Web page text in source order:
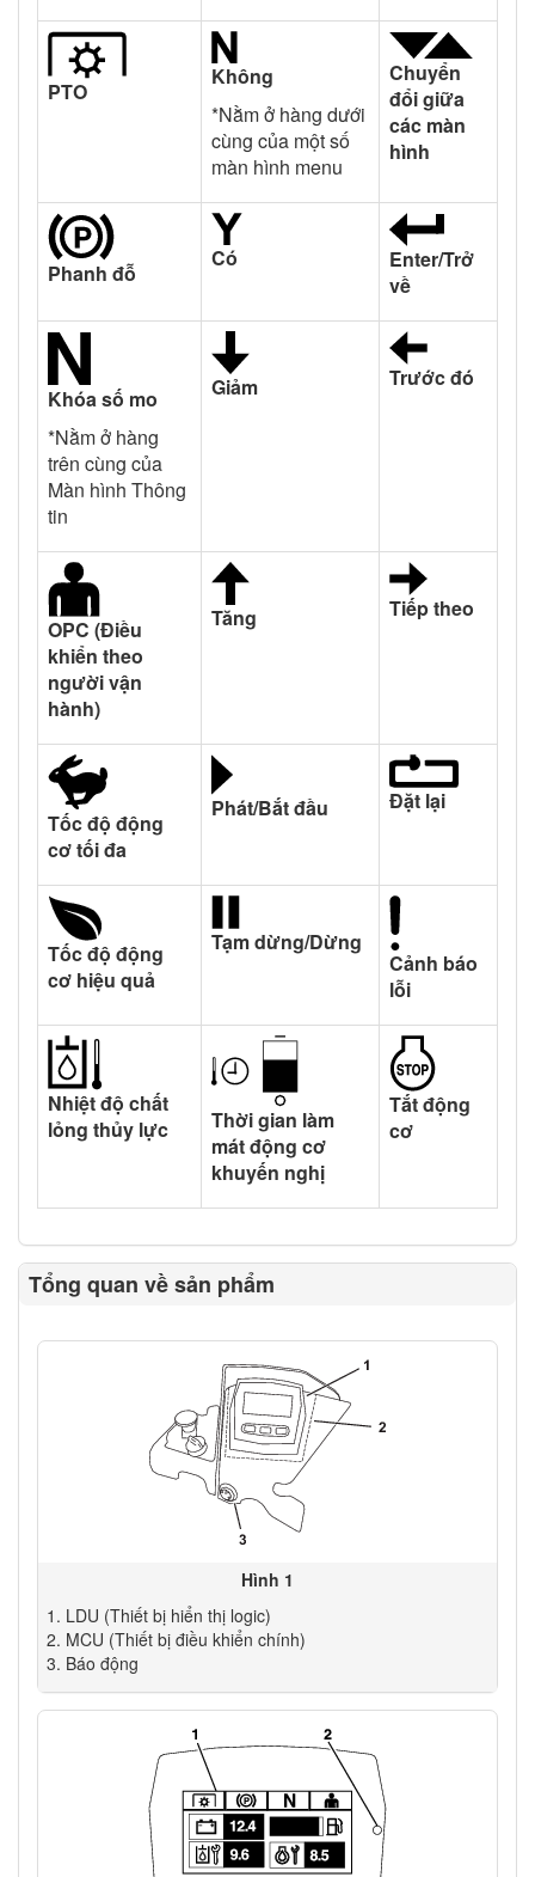
PTO
Không
*Nằm ở hàng dưới
cùng của một số
màn hình menu
Chuyển
đổi giữa
các màn
hình
Phanh đỗ
Có
Enter/Trở
về
Khóa số mo
*Nằm ở hàng
trên cùng của
Màn hình Thông
tin
Giảm Trước đó
OPC (Điều
khiển theo
người vận
hành)
Tăng Tiếp theo
Tốc độ động
cơ tối đa
Phát/Bắt đầu Đặt lại
Tốc độ động
cơ hiệu quả
Tạm dừng/Dừng
Cảnh báo
lỗi
Nhiệt độ chất
lỏng thủy lực
Thời gian làm
mát động cơ
khuyến nghị
Tắt động
cơ
Tổng quan về sản phẩm
Hình 1
LDU (Thiết bị hiển thị logic)
MCU (Thiết bị điều khiển chính)
Báo động